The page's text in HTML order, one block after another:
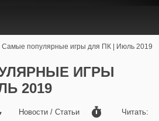
Самые популярные игры для ПК | Июль 2019
ИГРЫ
2019
Новости / Статьи Читать: